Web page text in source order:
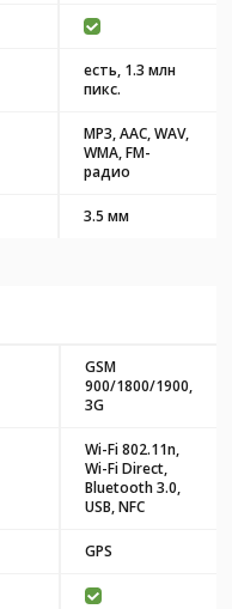
есть, 1.3 млн
пикс.
MP3, AAC, WAV,
WMA, FM-
радио
3.5 мм
GSM
900/1800/1900,
3G
Wi-Fi 802.11n,
Wi-Fi Direct,
Bluetooth 3.0,
USB, NFC
GPS